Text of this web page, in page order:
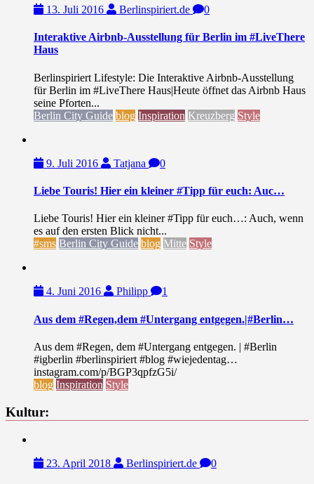
13. Juli 2016 Berlinspiriert.de 0
Interaktive Airbnb-Ausstellung für Berlin im #LiveThere
Haus
Berlinspiriert Lifestyle: Die Interaktive Airbnb-Ausstellung
für Berlin im #LiveThere Haus|Heute öffnet das Airbnb Haus
seine Pforten...
Berlin City Guide blog Inspiration Kreuzberg Style
9. Juli 2016 Tatjana 0
Liebe Touris! Hier ein kleiner #Tipp für euch: Auc…
Liebe Touris! Hier ein kleiner #Tipp für euch…: Auch, wenn
es auf den ersten Blick nicht...
#sms Berlin City Guide blog Mitte Style
4. Juni 2016 Philipp 1
Aus dem #Regen,dem #Untergang entgegen.|#Berlin…
Aus dem #Regen, dem #Untergang entgegen. | #Berlin
#igberlin #berlinspiriert #blog #wiejedentag…
instagram.com/p/BGP3qpfzG5i/
blog Inspiration Style
Kultur:
23. April 2018 Berlinspiriert.de 0